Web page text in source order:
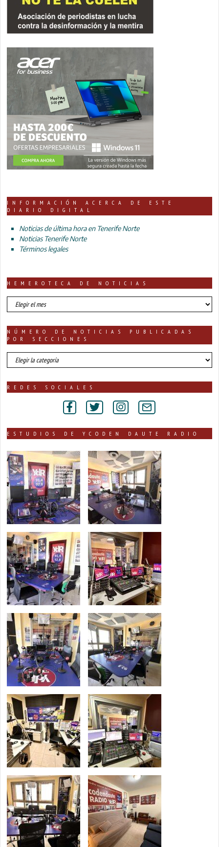
INFORMACIÓN ACERCA DE ESTE
DIARIO DIGITAL
Noticias de última hora en Tenerife Norte
Noticias Tenerife Norte
Términos legales
HEMEROTECA DE NOTICIAS
HEMEROTECA
DE
NÚMERO DE NOTICIAS PUBLICADAS
POR SECCIONES
número
de
publicadas
REDES SOCIALES
ESTUDIOS DE YCODEN DAUTE RADIO